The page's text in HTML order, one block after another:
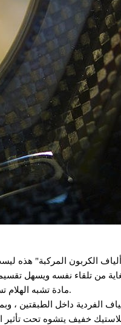
الكربون المركبة" هذه
من تلقاء نفسه ويسهل
مادة تشبه الهلام تسمى راتنجات الايبوكسي قبل صبها لتشكيل مادة مركبة.
الفردية داخل الطبقتين
بلاستيك خفيف يتشوه تحت